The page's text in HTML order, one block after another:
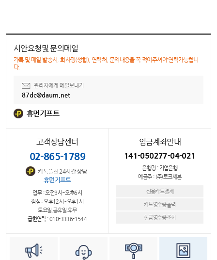
시안요청및 문의메일
카톡 및 메일 발송시, 회사명(성함), 연락처, 문의내용을 꼭 적어주셔야 연락가능합니
다.
관리자에게 메일보내기
87dc@daum.net
휴먼기프트
고객상담센터
02-865-1789
카톡플친 24시간 상담
휴먼기프트
업무 : 오전9시~오후6시
점심 : 오후12시~오후1시
토요일,공휴일 휴무
급한연락 : 010-3336-1544
입금계좌안내
141-050277-04-021
은행명 : 기업은행
예금주 : (주)토크세븐
신용카드결제
카드영수증출력
현금영수증조회